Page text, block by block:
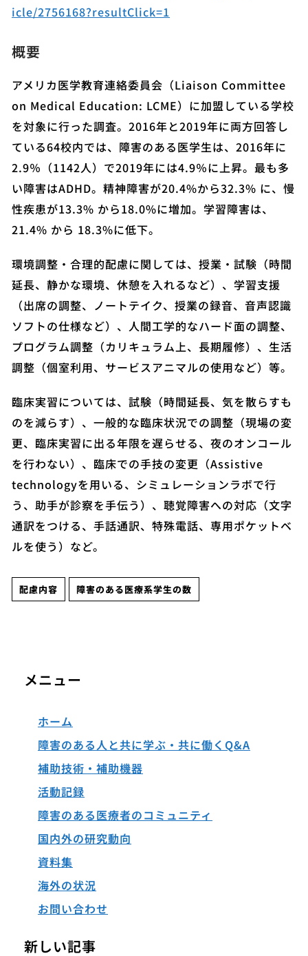
icle/2756168?resultClick=1
概要
アメリカ医学教育連絡委員会（Liaison Committee
on Medical Education: LCME）に加盟している学校
を対象に行った調査。2016年と2019年に両方回答し
ている64校内では、障害のある医学生は、2016年に
2.9％（1142人）で2019年には4.9％に上昇。最も多
い障害はADHD。精神障害が20.4%から32.3% に、慢
性疾患が13.3% から18.0%に増加。学習障害は、
21.4% から 18.3%に低下。
環境調整・合理的配慮に関しては、授業・試験（時間
延長、静かな環境、休憩を入れるなど）、学習支援
（出席の調整、ノートテイク、授業の録音、音声認識
ソフトの仕様など）、人間工学的なハード面の調整、
プログラム調整（カリキュラム上、長期履修）、生活
調整（個室利用、サービスアニマルの使用など）等。
臨床実習については、試験（時間延長、気を散らすも
のを減らす）、一般的な臨床状況での調整（現場の変
更、臨床実習に出る年限を遅らせる、夜のオンコール
を行わない）、臨床での手技の変更（Assistive
technologyを用いる、シミュレーションラボで行
う、助手が診察を手伝う）、聴覚障害への対応（文字
通訳をつける、手話通訳、特殊電話、専用ポケットベ
ルを使う）など。
配慮内容 障害のある医療系学生の数
メニュー
ホーム
障害のある人と共に学ぶ・共に働くQ&A
補助技術・補助機器
活動記録
障害のある医療者のコミュニティ
国内外の研究動向
資料集
海外の状況
お問い合わせ
新しい記事